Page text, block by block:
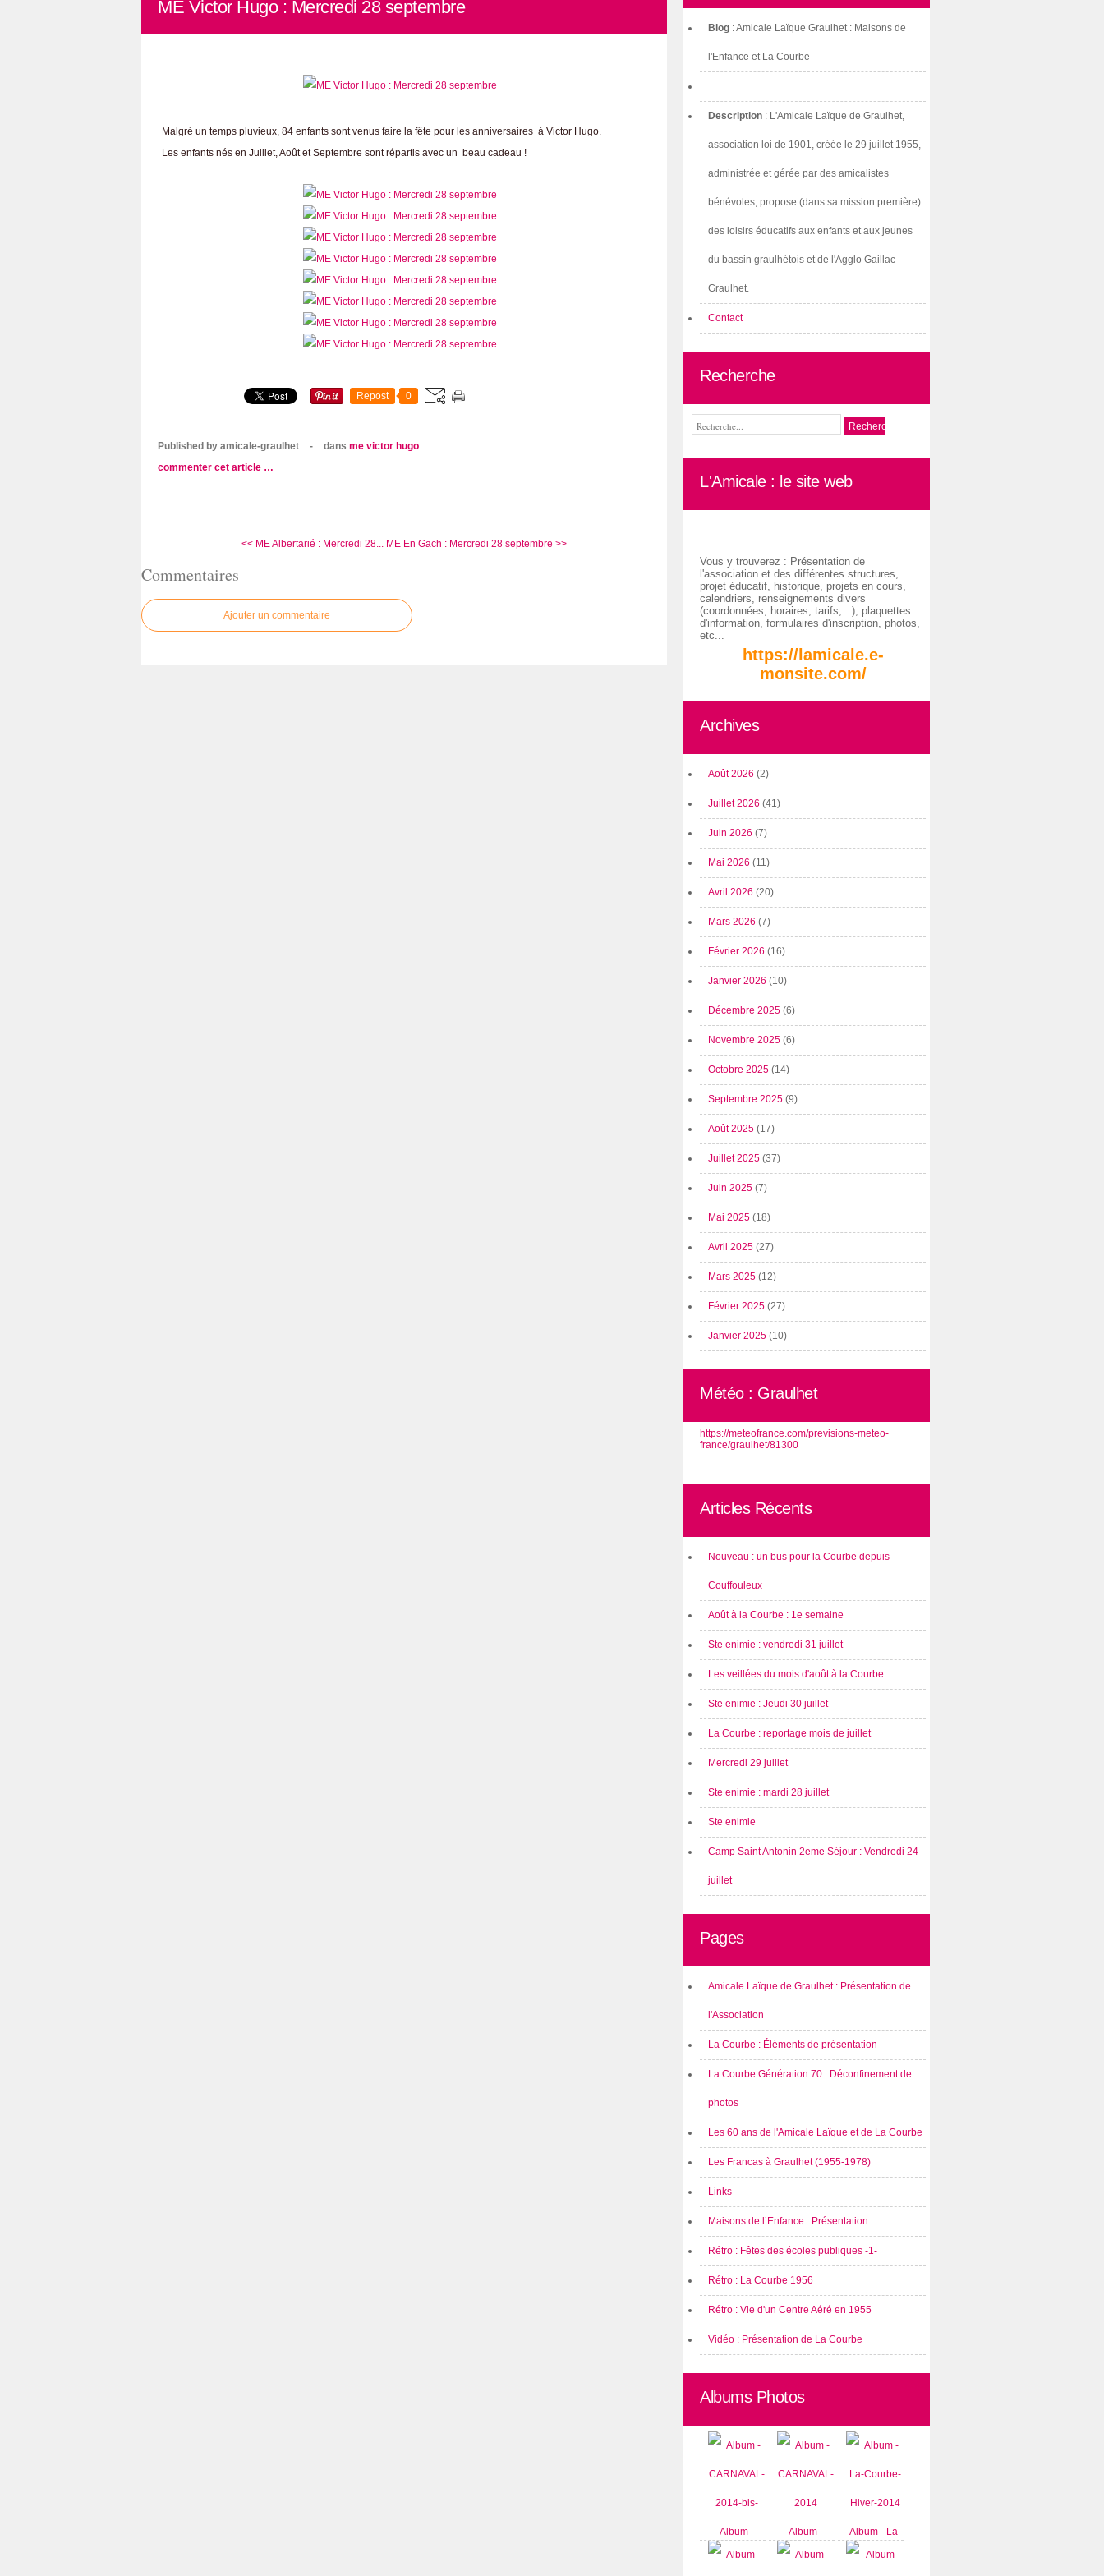
ME Victor Hugo : Mercredi 28 septembre
Malgré un temps pluvieux, 84 enfants sont venus faire la fête pour les anniversaires à Victor Hugo.
Les enfants nés en Juillet, Août et Septembre sont répartis avec un beau cadeau !
Repost 0
Published by amicale-graulhet - dans me victor hugo
commenter cet article …
<< ME Albertarié : Mercredi 28... ME En Gach : Mercredi 28 septembre >>
Commentaires
Ajouter un commentaire
Blog : Amicale Laïque Graulhet : Maisons de
l'Enfance et La Courbe
Description : L'Amicale Laïque de Graulhet,
association loi de 1901, créée le 29 juillet 1955,
administrée et gérée par des amicalistes
bénévoles, propose (dans sa mission première)
des loisirs éducatifs aux enfants et aux jeunes
du bassin graulhétois et de l'Agglo Gaillac-
Graulhet.
Contact
Recherche
L'Amicale : le site web
Vous y trouverez : Présentation de
l'association et des différentes structures,
projet éducatif, historique, projets en cours,
calendriers, renseignements divers
(coordonnées, horaires, tarifs,...), plaquettes
d'information, formulaires d'inscription, photos,
etc...
https://lamicale.e-
monsite.com/
Archives
Août 2026 (2)
Juillet 2026 (41)
Juin 2026 (7)
Mai 2026 (11)
Avril 2026 (20)
Mars 2026 (7)
Février 2026 (16)
Janvier 2026 (10)
Décembre 2025 (6)
Novembre 2025 (6)
Octobre 2025 (14)
Septembre 2025 (9)
Août 2025 (17)
Juillet 2025 (37)
Juin 2025 (7)
Mai 2025 (18)
Avril 2025 (27)
Mars 2025 (12)
Février 2025 (27)
Janvier 2025 (10)
Météo : Graulhet
https://meteofrance.com/previsions-meteo-
france/graulhet/81300
Articles Récents
Nouveau : un bus pour la Courbe depuis
Couffouleux
Août à la Courbe : 1e semaine
Ste enimie : vendredi 31 juillet
Les veillées du mois d'août à la Courbe
Ste enimie : Jeudi 30 juillet
La Courbe : reportage mois de juillet
Mercredi 29 juillet
Ste enimie : mardi 28 juillet
Ste enimie
Camp Saint Antonin 2eme Séjour : Vendredi 24
juillet
Pages
Amicale Laïque de Graulhet : Présentation de
l'Association
La Courbe : Éléments de présentation
La Courbe Génération 70 : Déconfinement de
photos
Les 60 ans de l'Amicale Laïque et de La Courbe
Les Francas à Graulhet (1955-1978)
Links
Maisons de l’Enfance : Présentation
Rétro : Fêtes des écoles publiques -1-
Rétro : La Courbe 1956
Rétro : Vie d'un Centre Aéré en 1955
Vidéo : Présentation de La Courbe
Albums Photos
Album -
CARNAVAL-
Album -
CARNAVAL-
Album - La-
Courbe-